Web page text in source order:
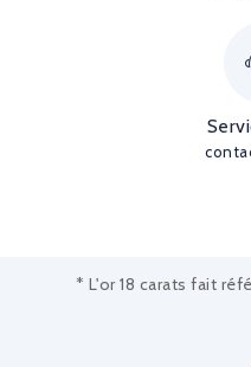
* L'or 18 carats fait